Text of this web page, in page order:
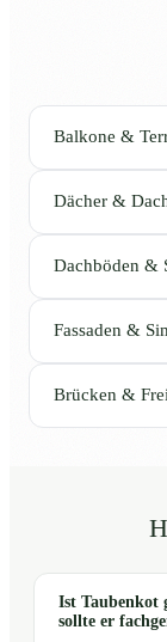
Balkone &
Dächer &
Dachböden &
Fassaden &
Brücken &
Ist Taubenkot
sollte er